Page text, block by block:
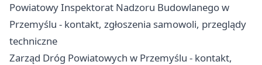
Powiatowy Inspektorat Nadzoru Budowlanego w
Przemyślu - kontakt, zgłoszenia samowoli, przeglądy
techniczne
Zarząd Dróg Powiatowych w Przemyślu - kontakt,